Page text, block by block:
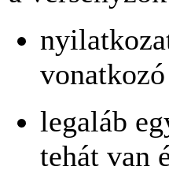
legaláb
tehát van